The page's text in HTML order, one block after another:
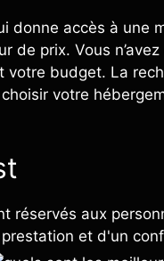
donne accès à
de prix. Vous
budget. La
choisir votre
réservés aux
et d'un